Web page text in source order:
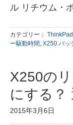
ル リチウム・
カテゴリー：
ー駆動時間, X250 バッ
X250の
にする？
2015年3月6日